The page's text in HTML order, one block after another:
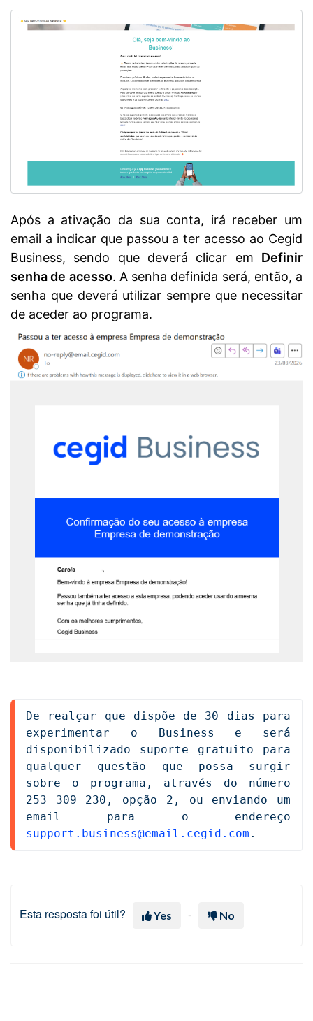
Após a ativação da sua conta, irá receber um
email a indicar que passou a ter acesso ao Cegid
Business, sendo que deverá clicar em Definir
senha de acesso. A senha definida será, então, a
senha que deverá utilizar sempre que necessitar
de aceder ao programa.
De realçar que dispõe de 30 dias para
experimentar o Business e será
disponibilizado suporte gratuito para
qualquer questão que possa surgir
sobre o programa, através do número
253 309 230, opção 2, ou enviando um
support.business@email.cegid.com .
Esta resposta foi útil? Yes No